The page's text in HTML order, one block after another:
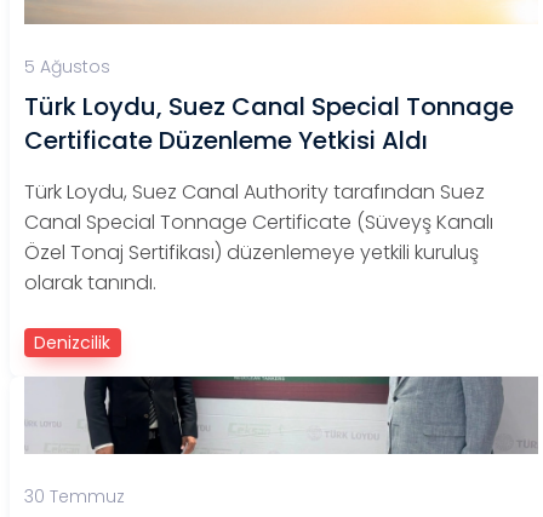
5 Ağustos
Türk Loydu, Suez Canal Special Tonnage
Certificate Düzenleme Yetkisi Aldı
Türk Loydu, Suez Canal Authority tarafından Suez
Canal Special Tonnage Certificate (Süveyş Kanalı
Özel Tonaj Sertifikası) düzenlemeye yetkili kuruluş
olarak tanındı.
Denizcilik
30 Temmuz